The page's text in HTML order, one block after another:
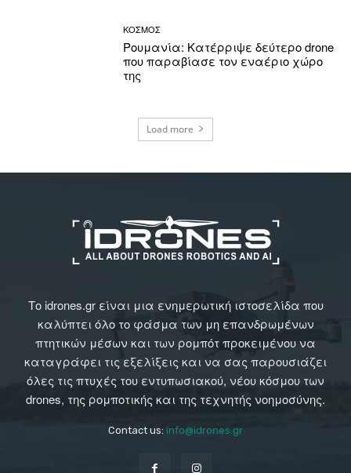
ΚΟΣΜΟΣ
Ρουμανία: Κατέρριψε δεύτερο drone
που παραβίασε τον εναέριο χώρο
της
Load more
Το idrones.gr είναι μια ενημερωτική ιστοσελίδα που
καλύπτει όλο το φάσμα των μη επανδρωμένων
πτητικών μέσων και των ρομπότ προκειμένου να
καταγράφει τις εξελίξεις και να σας παρουσιάζει
όλες τις πτυχές του εντυπωσιακού, νέου κόσμου των
drones, της ρομποτικής και της τεχνητής νοημοσύνης.
Contact us: info@idrones.gr